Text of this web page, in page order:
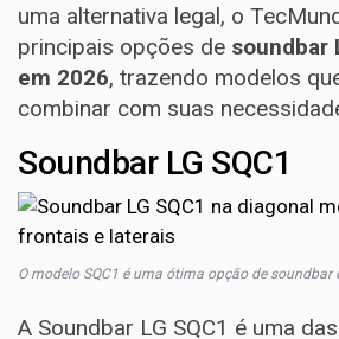
uma alternativa legal, o
principais opções de soundbar
em 2026, trazendo modelos
combinar com suas
Soundbar LG SQC1
O modelo SQC1 é uma ótima opção de
A Soundbar LG SQC1 é uma